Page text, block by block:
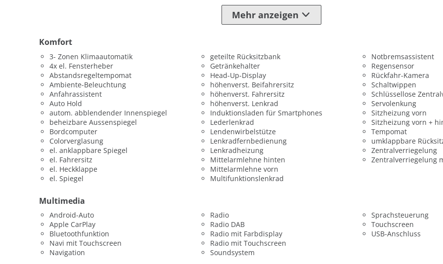
Mehr anzeigen
Komfort
3- Zonen Klimaautomatik
4x el. Fensterheber
Abstandsregeltempomat
Ambiente-Beleuchtung
Anfahrassistent
Auto Hold
autom. abblendender Innenspiegel
beheizbare Aussenspiegel
Bordcomputer
Colorverglasung
el. anklappbare Spiegel
el. Fahrersitz
el. Heckklappe
el. Spiegel
geteilte Rücksitzbank
Getränkehalter
Head-Up-Display
höhenverst. Beifahrersitz
höhenverst. Fahrersitz
höhenverst. Lenkrad
Induktionsladen für Smartphones
Lederlenkrad
Lendenwirbelstütze
Lenkradfernbedienung
Lenkradheizung
Mittelarmlehne hinten
Mittelarmlehne vorn
Multifunktionslenkrad
Notbremsassistent
Regensensor
Rückfahr-Kamera
Schaltwippen
Schlüssellose
Servolenkung
Sitzheizung vorn
Sitzheizung vorn +
Tempomat
umklappbare
Zentralverriegelung
Zentralverriegelung
Multimedia
Android-Auto
Apple CarPlay
Bluetoothfunktion
Navi mit Touchscreen
Navigation
Radio
Radio DAB
Radio mit Farbdisplay
Radio mit Touchscreen
Soundsystem
Sprachsteuerung
Touchscreen
USB-Anschluss